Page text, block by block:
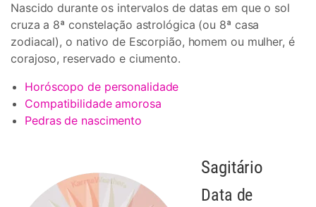
Nascido durante os intervalos de datas em que o sol
cruza a 8ª constelação astrológica (ou 8ª casa
zodiacal), o nativo de Escorpião, homem ou mulher, é
corajoso, reservado e ciumento.
Horóscopo de personalidade
Compatibilidade amorosa
Pedras de nascimento
Sagitário
Data de